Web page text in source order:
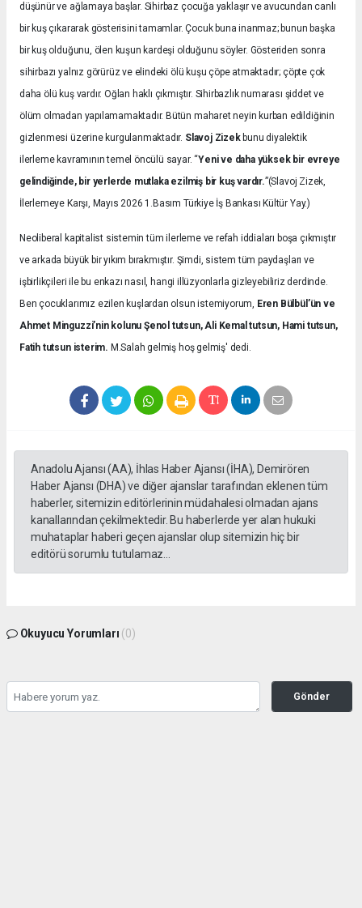
düşünür ve ağlamaya başlar. Sihirbaz çocuğa yaklaşır ve avucundan canlı
bir kuş çıkararak gösterisini tamamlar. Çocuk buna inanmaz; bunun başka
bir kuş olduğunu, ölen kuşun kardeşi olduğunu söyler. Gösteriden sonra
sihirbazı yalnız görürüz ve elindeki ölü kuşu çöpe atmaktadır; çöpte çok
daha ölü kuş vardır. Oğlan haklı çıkmıştır. Sihirbazlık numarası şiddet ve
ölüm olmadan yapılamamaktadır. Bütün maharet neyin kurban edildiğinin
gizlenmesi üzerine kurgulanmaktadır. Slavoj Zizekbunu diyalektik
ilerleme kavramının temel öncülü sayar. “Yeni ve daha yüksek bir evreye
gelindiğinde, bir yerlerde mutlaka ezilmiş bir kuş vardır.”(Slavoj Zizek,
İlerlemeye Karşı, Mayıs 2026 1.Basım Türkiye İş Bankası Kültür Yay.)
Neoliberal kapitalist sistemin tüm ilerleme ve refah iddiaları boşa çıkmıştır
ve arkada büyük bir yıkım bırakmıştır. Şimdi, sistem tüm paydaşları ve
işbirlikçileri ile bu enkazı nasıl, hangi illüzyonlarla gizleyebiliriz derdinde.
Ben çocuklarımız ezilen kuşlardan olsun istemiyorum, Eren Bülbül’ün ve
Ahmet Minguzzi’nin kolunu Şenol tutsun, Ali Kemal tutsun, Hami tutsun,
Fatih tutsun isterim. M.Salah gelmiş hoş gelmiş' dedi.
Anadolu Ajansı (AA), İhlas Haber Ajansı (İHA), Demirören
Haber Ajansı (DHA) ve diğer ajanslar tarafından eklenen tüm
haberler, sitemizin editörlerinin müdahalesi olmadan ajans
kanallarından çekilmektedir. Bu haberlerde yer alan hukuki
muhataplar haberi geçen ajanslar olup sitemizin hiç bir
editörü sorumlu tutulamaz...
Okuyucu Yorumları (0)
Gönder